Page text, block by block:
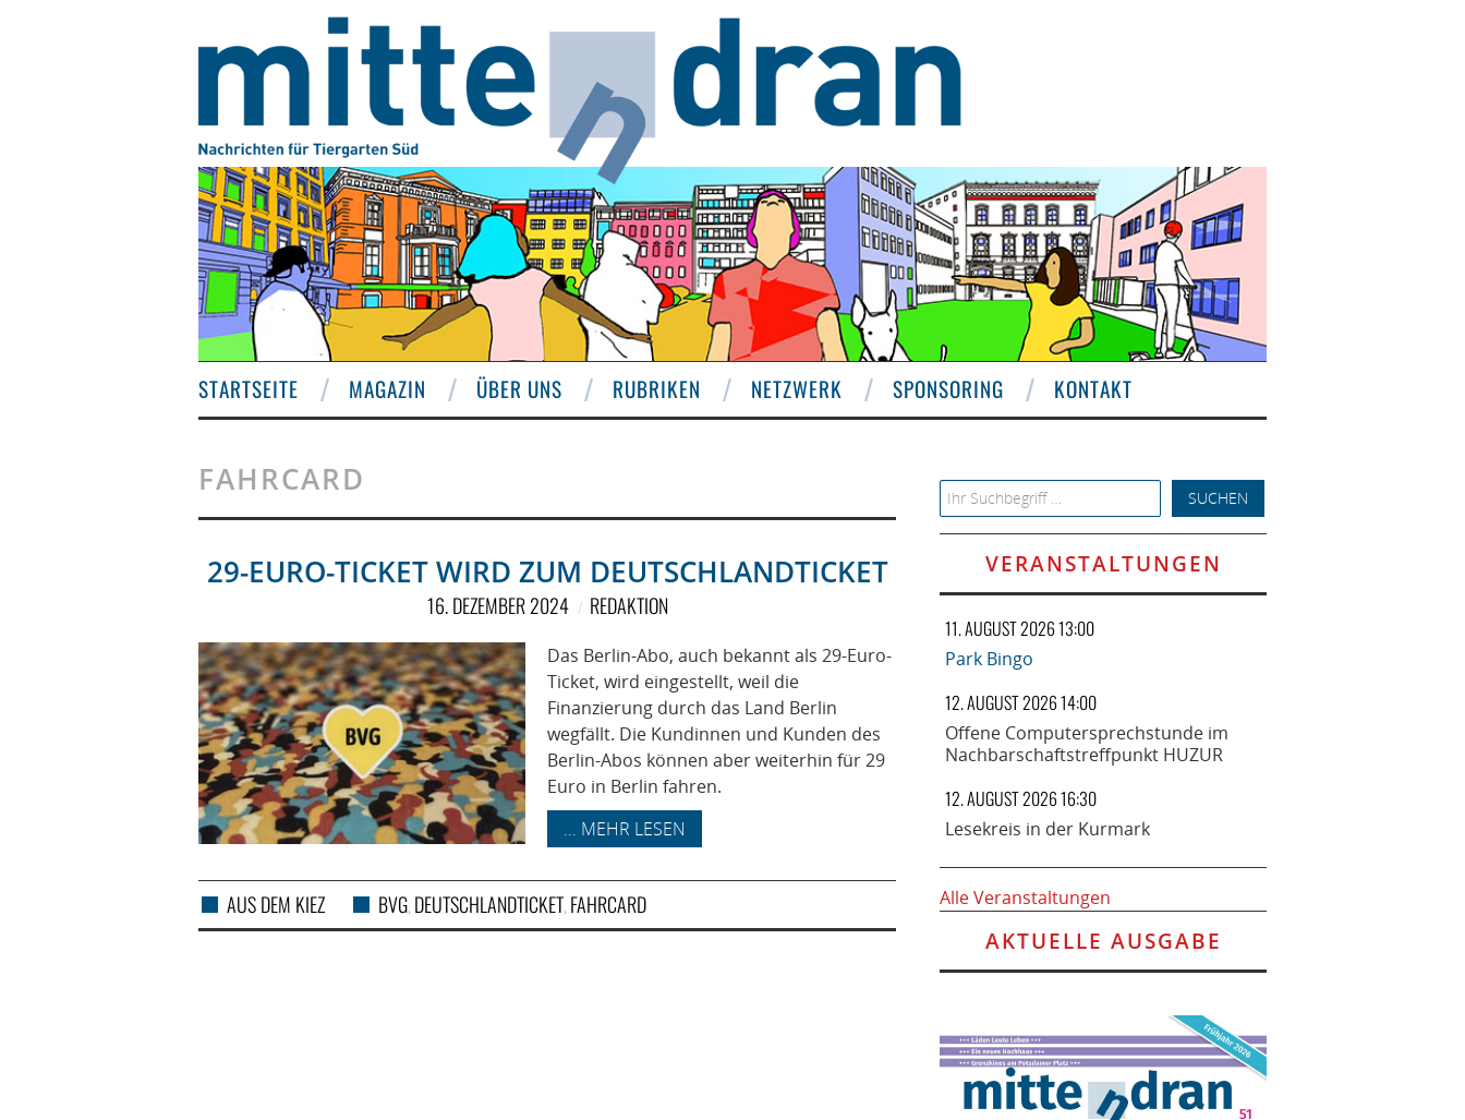
STARTSEITE MAGAZIN ÜBER UNS RUBRIKEN NETZWERK SPONSORING KONTAKT
FAHRCARD
29-EURO-TICKET WIRD ZUM DEUTSCHLANDTICKET
16. DEZEMBER 2024 REDAKTION
Das Berlin-Abo, auch bekannt als 29-Euro-
Ticket, wird eingestellt, weil die
Finanzierung durch das Land Berlin
wegfällt. Die Kundinnen und Kunden des
Berlin-Abos können aber weiterhin für 29
Euro in Berlin fahren.
... MEHR LESEN
AUS DEM KIEZ BVG, DEUTSCHLANDTICKET, FAHRCARD
Search for:
VERANSTALTUNGEN
11. AUGUST 2026 13:00
Park Bingo
12. AUGUST 2026 14:00
Offene Computersprechstunde im
Nachbarschaftstreffpunkt HUZUR
12. AUGUST 2026 16:30
Lesekreis in der Kurmark
Alle Veranstaltungen
AKTUELLE AUSGABE